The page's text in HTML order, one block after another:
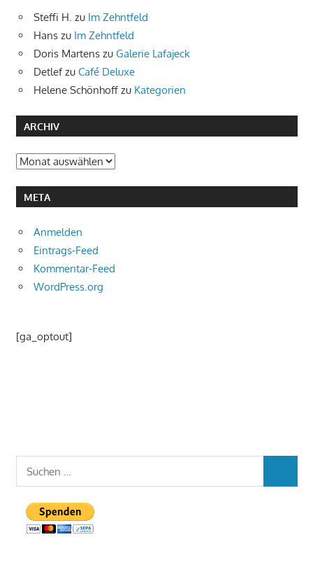
Steffi H. zu Im Zehntfeld
Hans zu Im Zehntfeld
Doris Martens zu Galerie Lafajeck
Detlefzu Café Deluxe
Helene Schönhoff zu Kategorien
ARCHIV
Archiv
META
Anmelden
Eintrags-Feed
Kommentar-Feed
WordPress.org
[ga_optout]